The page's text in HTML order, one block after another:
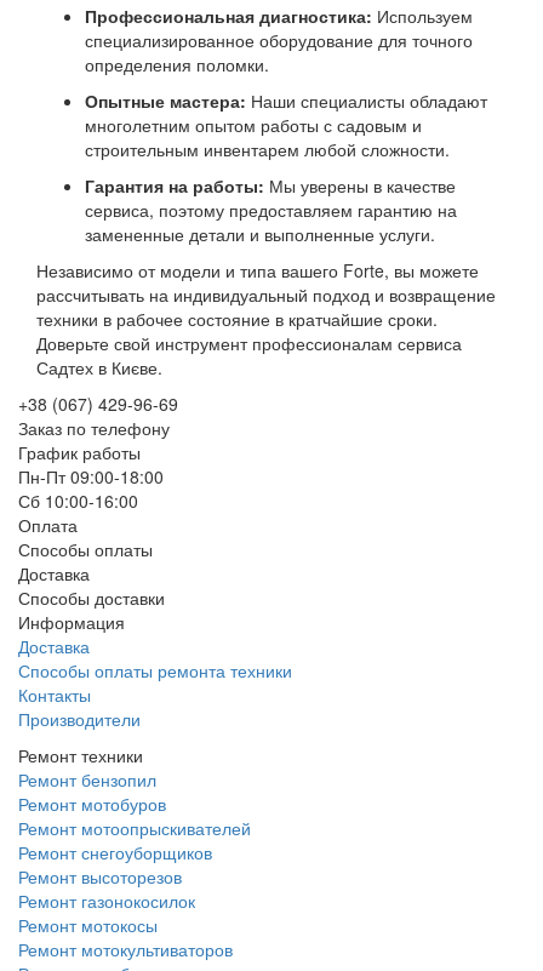
Профессиональная диагностика: Используем
специализированное оборудование для точного
определения поломки.
Опытные мастера: Наши специалисты обладают
многолетним опытом работы с садовым и
строительным инвентарем любой сложности.
Гарантия на работы: Мы уверены в качестве
сервиса, поэтому предоставляем гарантию на
замененные детали и выполненные услуги.
Независимо от модели и типа вашего Forte, вы можете
рассчитывать на индивидуальный подход и возвращение
техники в рабочее состояние в кратчайшие сроки.
Доверьте свой инструмент профессионалам сервиса
Садтех в Києве.
+38 (067) 429-96-69
Заказ по телефону
График работы
Пн-Пт 09:00-18:00
Сб 10:00-16:00
Оплата
Способы оплаты
Доставка
Способы доставки
Информация
Доставка
Способы оплаты ремонта техники
Контакты
Производители
Ремонт техники
Ремонт бензопил
Ремонт мотобуров
Ремонт мотоопрыскивателей
Ремонт снегоуборщиков
Ремонт высоторезов
Ремонт газонокосилок
Ремонт мотокосы
Ремонт мотокультиваторов